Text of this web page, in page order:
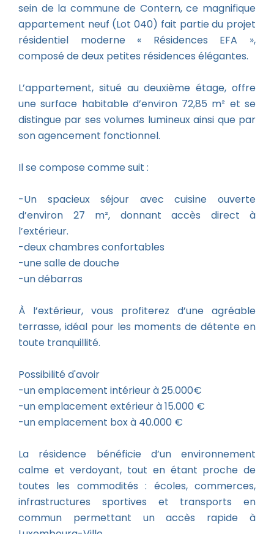
sein de la commune de Contern, ce magnifique
appartement neuf (Lot 040) fait partie du projet
résidentiel moderne « Résidences EFA »,
composé de deux petites résidences élégantes.
L’appartement, situé au deuxième étage, offre
une surface habitable d’environ 72,85 m² et se
distingue par ses volumes lumineux ainsi que par
son agencement fonctionnel.
Il se compose comme suit :
-Un spacieux séjour avec cuisine ouverte
d’environ 27 m², donnant accès direct à
l’extérieur.
-deux chambres confortables
-une salle de douche
-un débarras
À l’extérieur, vous profiterez d’une agréable
terrasse, idéal pour les moments de détente en
toute tranquillité.
Possibilité d'avoir
-un emplacement intérieur à 25.000€
-un emplacement extérieur à 15.000 €
-un emplacement box à 40.000 €
La résidence bénéficie d’un environnement
calme et verdoyant, tout en étant proche de
toutes les commodités : écoles, commerces,
infrastructures sportives et transports en
commun permettant un accès rapide à